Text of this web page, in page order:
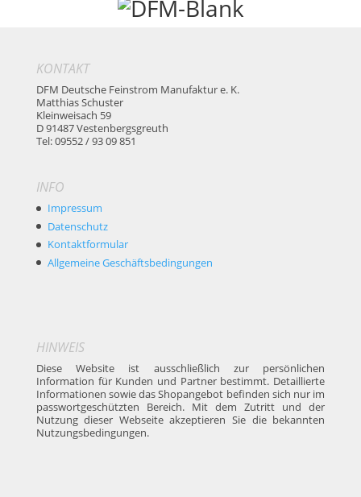
KONTAKT
DFM Deutsche Feinstrom Manufaktur e. K.
Matthias Schuster
Kleinweisach 59
D 91487 Vestenbergsgreuth
Tel: 09552 / 93 09 851
INFO
Impressum
Datenschutz
Kontaktformular
Allgemeine Geschäftsbedingungen
HINWEIS
Diese Website ist ausschließlich zur persönlichen
Information für Kunden und Partner bestimmt. Detaillierte
Informationen sowie das Shopangebot befinden sich nur im
passwortgeschützten Bereich. Mit dem Zutritt und der
Nutzung dieser Webseite akzeptieren Sie die bekannten
Nutzungsbedingungen.